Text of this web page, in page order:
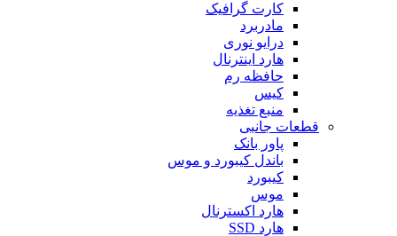
کارت گرافیک
مادربرد
درایو نوری
هارد اینترنال
حافظه رم
کیس
منبع تغذیه
قطعات جانبی
پاور بانک
باندل کیبورد و موس
کیبورد
موس
هارد اکسترنال
هارد SSD